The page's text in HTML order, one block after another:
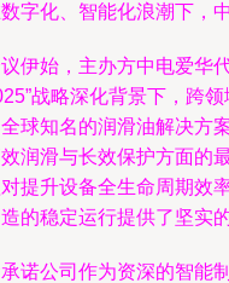
字化、智能化浪潮下，
伊始，主办方中电爱华
战略深化背景下，跨
球知名的润滑油解决方
润滑与长效保护方面的
提升设备全生命周期效
的稳定运行提供了坚实的
诺公司作为资深的智能